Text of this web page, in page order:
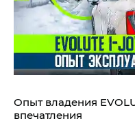
Опыт владения
впечатления